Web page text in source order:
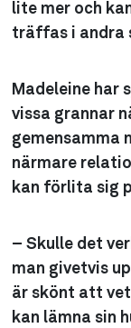
lite mer och
träffas i andra
Madeleine har
vissa grannar
gemensamma
närmare
kan förlita sig
– Skulle det
man givetvis
är skönt att
kan lämna sin